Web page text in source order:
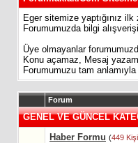
Eger sitemize yaptığınız
Forumumuzda bilgi
Üye olmayanlar
Konu açamaz, Mesaj
Forumumuzu tam
Forum
GENEL VE GÜNCEL
Haber Formu (449